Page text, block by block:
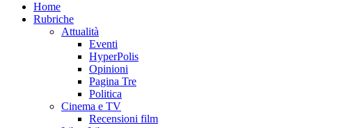
Home
Rubriche
Attualità
Eventi
HyperPolis
Opinioni
Pagina Tre
Politica
Cinema e TV
Recensioni film